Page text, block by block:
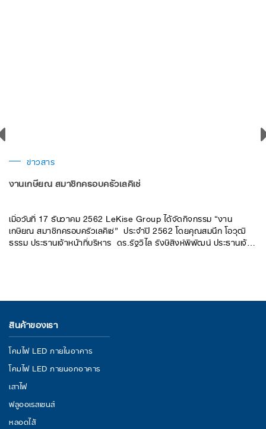
ข่าวสาร
งานเกษียณ สมาชิกครอบครัวเลคิเซ่
เมื่อวันที่ 17 ธันวาคม 2562 LeKise Group ได้จัดกิจกรรม “งาน
เกษียณ สมาชิกครอบครัวเลคิเซ่” ประจำปี 2562 โดยคุณสมนึก โอวุฒิ
ธรรม ประธานเจ้าหน้าที่บริหาร ดร.รัฐวิไล รังษีสิงห์พิพัฒน์ ประธานเจ้า
สินค้าของเรา
โคมไฟ LED ภายในอาคาร
โคมไฟ LED ภายนอกอาคาร
เสาไฟ
ฟลูออเรสเซนส์
หลอดไส้